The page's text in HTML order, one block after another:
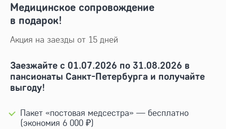
Медицинское сопровождение
в подарок!
Акция на заезды от 15 дней
Заезжайте с 01.07.2026 по 31.08.2026 в
пансионаты Санкт-Петербурга и получайте
выгоду!
Пакет «постовая медсестра» — бесплатно
(экономия 6 000 ₽)